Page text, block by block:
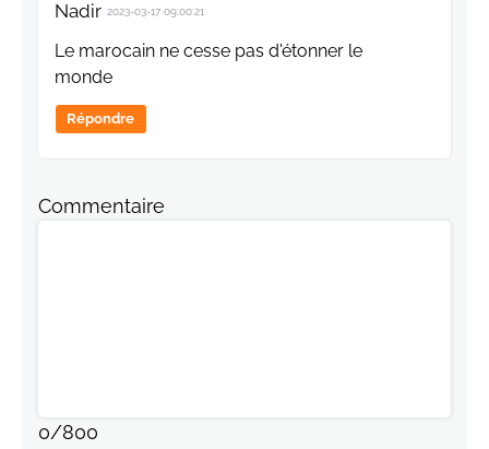
Nadir 2023-03-17 09:00:21
Le marocain ne cesse pas d'étonner le
monde
Répondre
Commentaire
0/800